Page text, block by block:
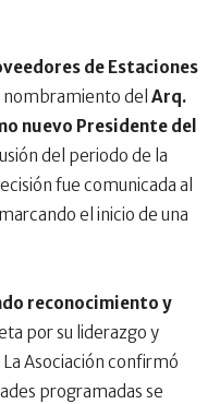
de Estaciones
nombramiento del Arq.
nuevo Presidente del
del periodo de la
fue comunicada al
el inicio de una
reconocimiento y
por su liderazgo y
Asociación confirmó
programadas se